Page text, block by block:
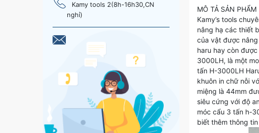
MÔ TẢ SẢN PHẨM
Kamy’s tools
nâng hạ các thiết
của vật được
haru hay còn
3000LH, là một
tấn H-3000LH
khuôn in chữ nỗi
miệng là 44mm
siêu cứng với độ
móc cẩu 3 tấn h-
biết thêm thông
Kamy tools 2(8h-16h30,CN
nghỉ)